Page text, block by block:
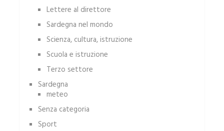
Lettere al direttore
Sardegna nel mondo
Scienza, cultura, istruzione
Scuola e istruzione
Terzo settore
Sardegna
meteo
Senza categoria
Sport